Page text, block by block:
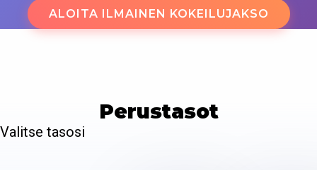
ALOITA ILMAINEN KOKEILUJAKSO
Perustasot
Valitse tasosi